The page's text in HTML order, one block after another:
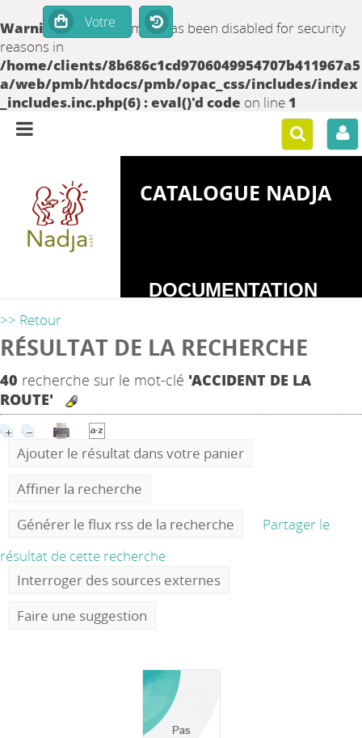
Warning: set_time_limit() has been disabled for security
reasons in
/home/clients/8b686c1cd9706049954707b411967a5
a/web/pmb/htdocs/pmb/opac_css/includes/index
_includes.inc.php(6) : eval()'d code on line 1
CATALOGUE NADJA
DOCUMENTATION
DEPENDANCES
>> Retour
RÉSULTAT DE LA RECHERCHE
40 recherche sur le mot-clé 'ACCIDENT DE LA
ROUTE'
Ajouter le résultat dans votre panier
Affiner la recherche
Générer le flux rss de la recherche
Partager le
résultat de cette recherche
Interroger des sources externes
Faire une suggestion